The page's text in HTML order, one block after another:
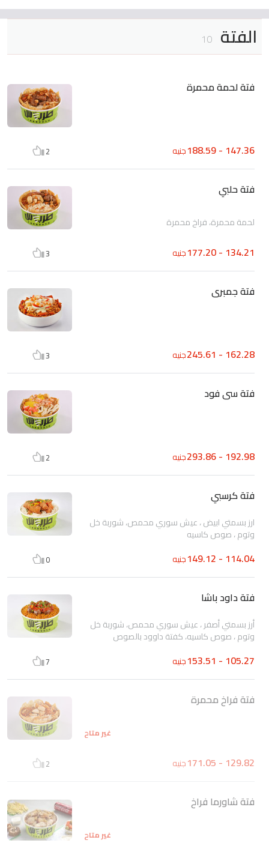
الفتة 10
فتة لحمة محمرة
147.36 - 188.59 جنيه 2
فتة حلبي
لحمة محمرة، فراخ محمرة
134.21 - 177.20 جنيه 3
فتة جمبرى
162.28 - 245.61 جنيه 3
فتة سى فود
192.98 - 293.86 جنيه 2
فتة كرسبي
ارز بسمتي ابيض ، عيش سوري محمص، شوربة خل
وتوم ، صوص كاسيه
114.04 - 149.12 جنيه 0
فتة داود باشا
أرز بسمتي أصفر ، عيش سوري محمص، شوربة خل
وتوم ، صوص كاسيه، كفتة داوود بالصوص
105.27 - 153.51 جنيه 7
فتة فراخ محمرة
غير متاح
129.82 - 171.05 جنيه 2
فتة شاورما فراخ
غير متاح